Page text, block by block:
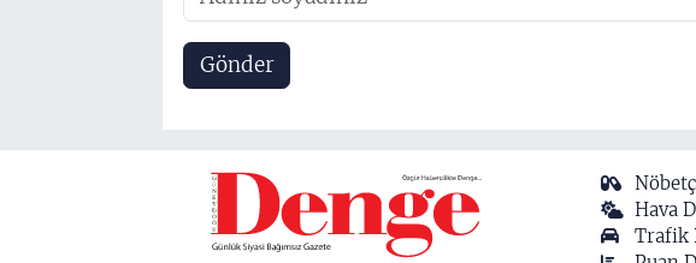
Gönder
Hava
Trafik